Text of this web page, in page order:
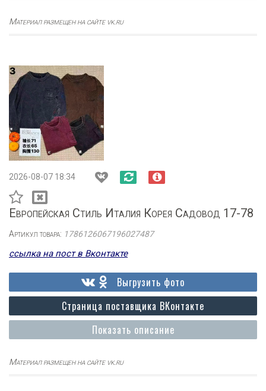
Материал размещен на сайте vk.ru
2026-08-07 18:34
Европейская Стиль Италия Корея Садовод 17-78
Артикул товара: 1786126067196027487
ссылка на пост в Вконтакте
Показать описание
Страница поставщика ВКонтакте
Выгрузить фото
Материал размещен на сайте vk.ru